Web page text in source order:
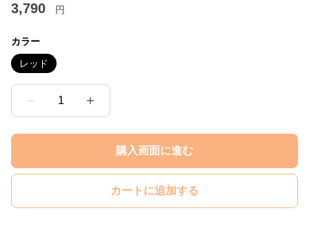
3,790 円
カラー
レッド
1
購入画面に進む
カートに追加する